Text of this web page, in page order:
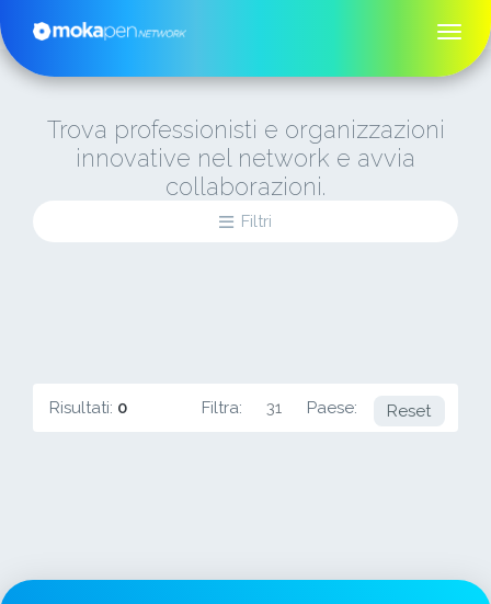
Trova professionisti e organizzazioni
innovative nel network e avvia
collaborazioni.
Filtri
Risultati: 0 Filtra: 31 Paese: DK
Reset